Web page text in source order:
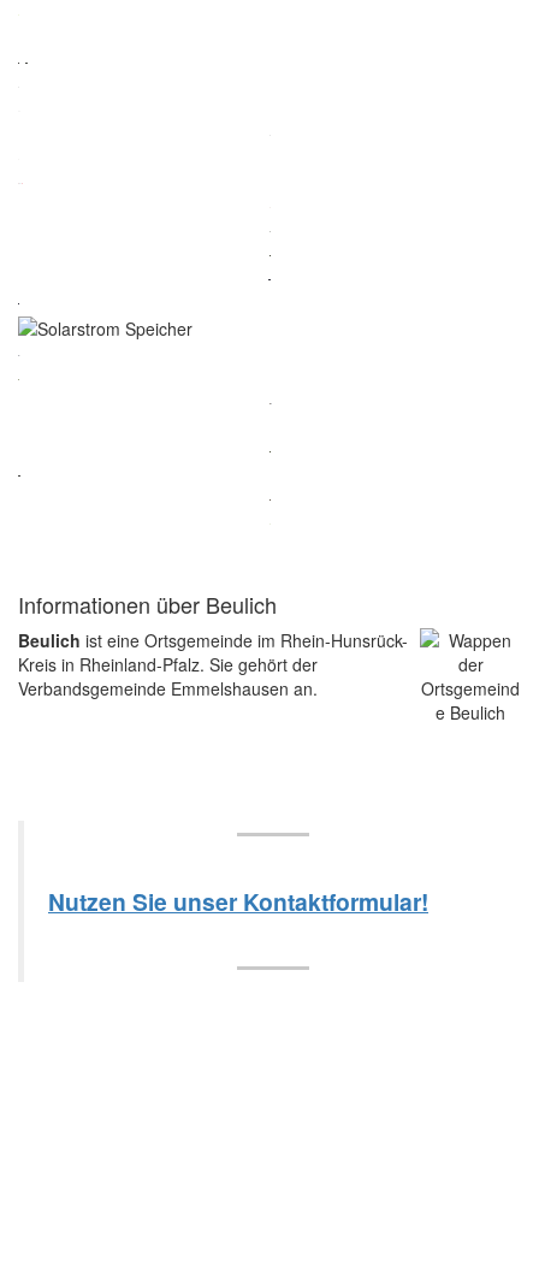
Informationen über Beulich
Beulich ist eine Ortsgemeinde im Rhein-Hunsrück-
Kreis in Rheinland-Pfalz. Sie gehört der
Verbandsgemeinde Emmelshausen an.
Nutzen Sie unser Kontaktformular!